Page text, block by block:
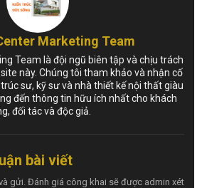
Marketing Team
Team là đội ngũ biên tập và chịu trách
này. Chúng tôi tham khảo và nhận cố
sư, kỹ sư và nhà thiết kế nội thất giàu
đến thông tin hữu ích nhất cho khách
đối tác và độc giả.
bài viết
gửi. Đánh giá công khai sẽ được admin xét